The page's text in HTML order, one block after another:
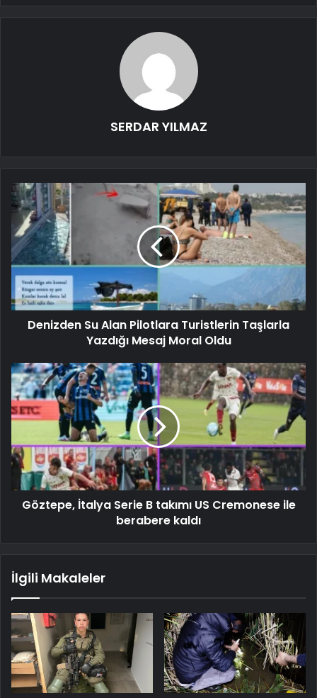
SERDAR YILMAZ
Denizden Su Alan Pilotlara Turistlerin Taşlarla
Yazdığı Mesaj Moral Oldu
Göztepe, İtalya Serie B takımı US Cremonese ile
berabere kaldı
İlgili Makaleler